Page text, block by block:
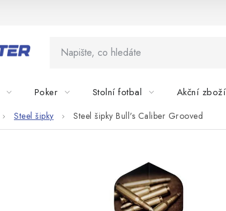
Poker Stolní fotbal Akční zboží
Steel šipky Steel šipky Bull's Caliber Grooved